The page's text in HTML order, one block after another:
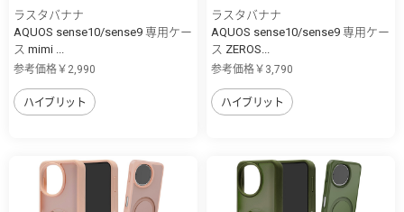
ラスタバナナ
AQUOS sense10/sense9 専用ケー
ス mimi ...
参考価格￥2,990
ハイブリット
ラスタバナナ
AQUOS sense10/sense9 専用ケー
ス ZEROS...
参考価格￥3,790
ハイブリット